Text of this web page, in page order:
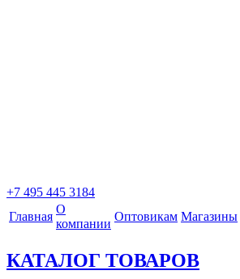
+7 495 445 3184
Главная
О
компании
Оптовикам Магазины
КАТАЛОГ ТОВАРОВ